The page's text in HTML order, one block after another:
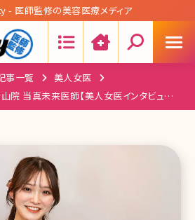
- 医師監修の美容医療メディア
事一覧
美人女医
タビュー